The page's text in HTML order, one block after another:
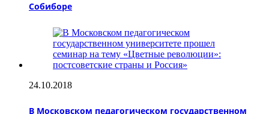
Собиборе
24.10.2018
В Московском педагогическом государственном